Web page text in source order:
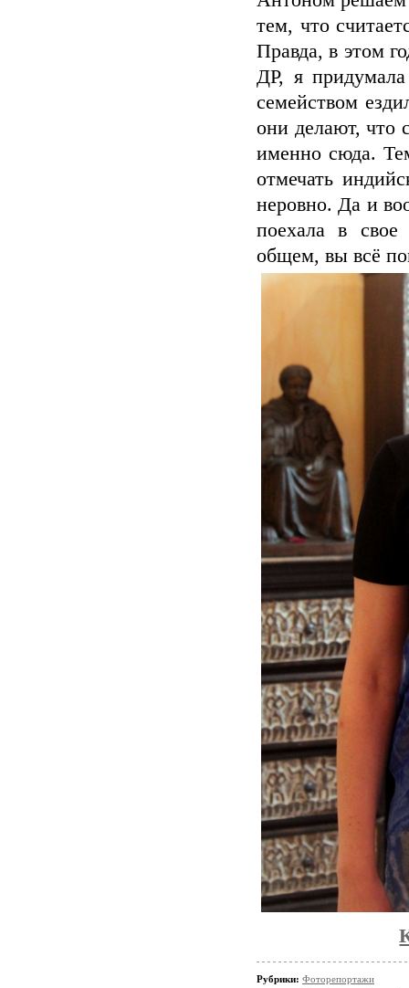
тем, что
Правда, в этом
ДР, я
семейством
они делают, что
именно сюда.
отмечать
неровно. Да и
поехала в свое
общем, вы всё
Рубрики: Фоторепортажи